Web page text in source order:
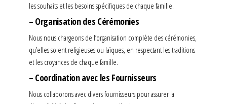
les souhaits et les besoins spécifiques de chaque famille.
– Organisation des Cérémonies
Nous nous chargeons de l’organisation complète des cérémonies,
qu’elles soient religieuses ou laïques, en respectant les traditions
et les croyances de chaque famille.
– Coordination avec les Fournisseurs
Nous collaborons avec divers fournisseurs pour assurer la